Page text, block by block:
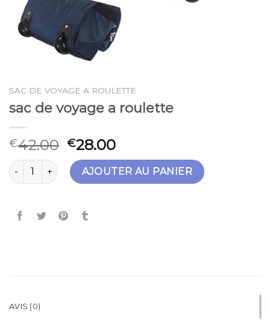
SAC DE VOYAGE A ROULETTE
sac de voyage a roulette
€42.00 €28.00
quantité de sac de voyage a roulette
AJOUTER AU PANIER
AVIS (0)